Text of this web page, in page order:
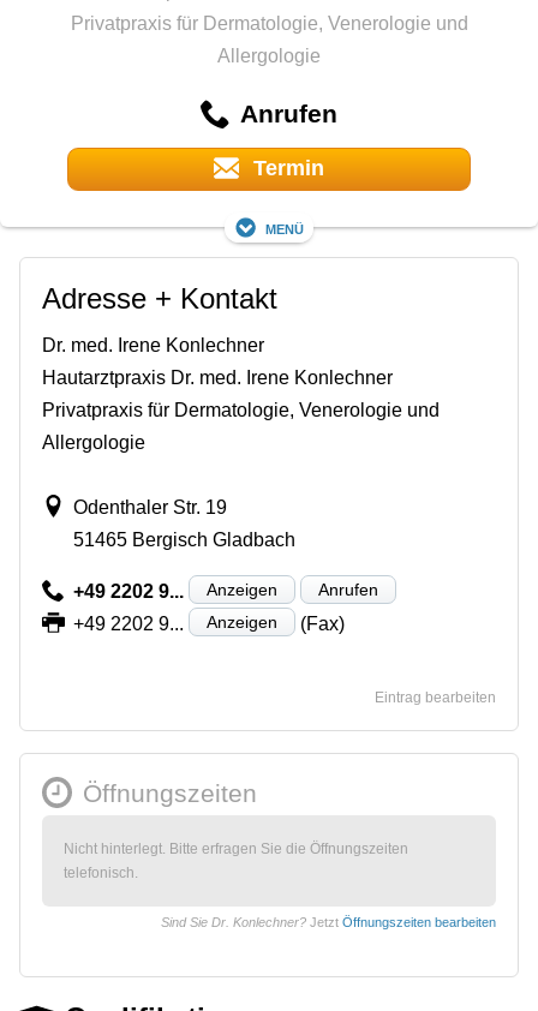
Privatpraxis für Dermatologie, Venerologie und
Allergologie
Anrufen
Termin
Menü
Adresse + Kontakt
Dr. med. Irene Konlechner
Hautarztpraxis Dr. med. Irene Konlechner
Privatpraxis für Dermatologie, Venerologie und
Allergologie
Odenthaler Str. 19
51465 Bergisch Gladbach
+49 2202 9... Anzeigen Anrufen
+49 2202 9... Anzeigen (Fax)
Eintrag bearbeiten
Öffnungszeiten
Nicht hinterlegt. Bitte erfragen Sie die Öffnungszeiten
telefonisch.
Sind Sie Dr. Konlechner? Jetzt Öffnungszeiten bearbeiten